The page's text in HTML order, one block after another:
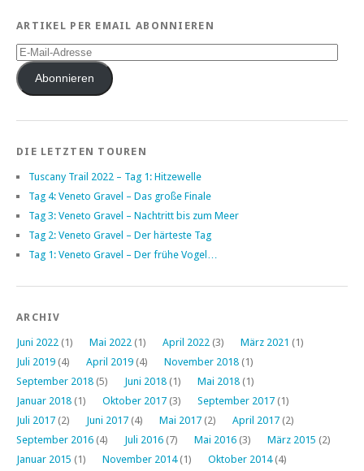
ARTIKEL PER EMAIL ABONNIEREN
E-
Mail-
AdresseAbonnieren
DIE LETZTEN TOUREN
Tuscany Trail 2022 – Tag 1: Hitzewelle
Tag 4: Veneto Gravel – Das große Finale
Tag 3: Veneto Gravel – Nachtritt bis zum Meer
Tag 2: Veneto Gravel – Der härteste Tag
Tag 1: Veneto Gravel – Der frühe Vogel…
ARCHIV
Juni 2022 (1) Mai 2022 (1) April 2022 (3) März 2021 (1)
Juli 2019 (4) April 2019 (4) November 2018 (1)
September 2018 (5) Juni 2018 (1) Mai 2018 (1)
Januar 2018 (1) Oktober 2017 (3) September 2017 (1)
Juli 2017 (2) Juni 2017 (4) Mai 2017 (2) April 2017 (2)
September 2016 (4) Juli 2016 (7) Mai 2016 (3) März 2015 (2)
Januar 2015 (1) November 2014(1) Oktober 2014(4)